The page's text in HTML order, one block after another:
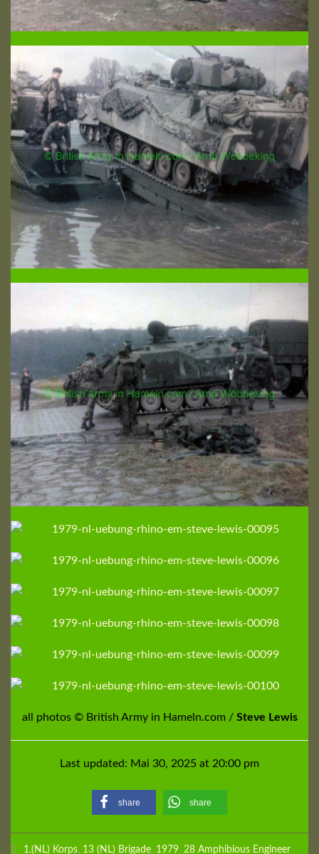
all photos © British Army in Hameln.com / Steve Lewis
Last updated: Mai 30, 2025 at 20:00 pm
share share
1.(NL) Korps, 13 (NL) Brigade, 1979, 28 Amphibious Engineer